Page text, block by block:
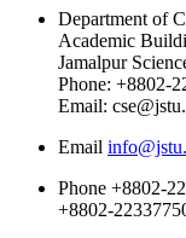
Department of
Academic
Jamalpur
Phone: +8802-
Email:
Email
Phone +8802-
+8802-